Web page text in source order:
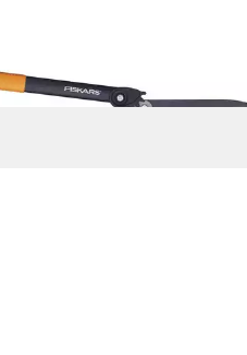
- in 2-3 Werktagen bei dir